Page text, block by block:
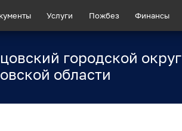
Услуги Пожбез Финансы
городской округ
области